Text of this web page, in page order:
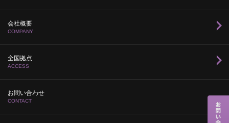
会社概要
COMPANY
全国拠点
ACCESS
お問い合わせ
CONTACT